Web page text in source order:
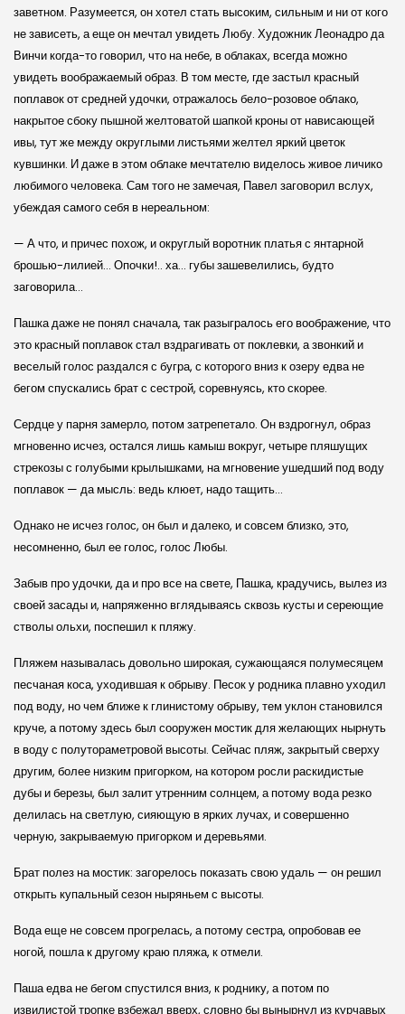
заветном. Разумеется, он хотел стать высоким, сильным и ни от кого
не зависеть, а еще он мечтал увидеть Любу. Художник Леонадро да
Винчи когда-то говорил, что на небе, в облаках, всегда можно
увидеть воображаемый образ. В том месте, где застыл красный
поплавок от средней удочки, отражалось бело-розовое облако,
накрытое сбоку пышной желтоватой шапкой кроны от нависающей
ивы, тут же между округлыми листьями желтел яркий цветок
кувшинки. И даже в этом облаке мечтателю виделось живое личико
любимого человека. Сам того не замечая, Павел заговорил вслух,
убеждая самого себя в нереальном:
— А что, и причес похож, и округлый воротник платья с янтарной
брошью-лилией… Опочки!.. ха… губы зашевелились, будто
заговорила…
Пашка даже не понял сначала, так разыгралось его воображение, что
это красный поплавок стал вздрагивать от поклевки, а звонкий и
веселый голос раздался с бугра, с которого вниз к озеру едва не
бегом спускались брат с сестрой, соревнуясь, кто скорее.
Сердце у парня замерло, потом затрепетало. Он вздрогнул, образ
мгновенно исчез, остался лишь камыш вокруг, четыре пляшущих
стрекозы с голубыми крылышками, на мгновение ушедший под воду
поплавок — да мысль: ведь клюет, надо тащить…
Однако не исчез голос, он был и далеко, и совсем близко, это,
несомненно, был ее голос, голос Любы.
Забыв про удочки, да и про все на свете, Пашка, крадучись, вылез из
своей засады и, напряженно вглядываясь сквозь кусты и сереющие
стволы ольхи, поспешил к пляжу.
Пляжем называлась довольно широкая, сужающаяся полумесяцем
песчаная коса, уходившая к обрыву. Песок у родника плавно уходил
под воду, но чем ближе к глинистому обрыву, тем уклон становился
круче, а потому здесь был сооружен мостик для желающих нырнуть
в воду с полутораметровой высоты. Сейчас пляж, закрытый сверху
другим, более низким пригорком, на котором росли раскидистые
дубы и березы, был залит утренним солнцем, а потому вода резко
делилась на светлую, сияющую в ярких лучах, и совершенно
черную, закрываемую пригорком и деревьями.
Брат полез на мостик: загорелось показать свою удаль — он решил
открыть купальный сезон ныряньем с высоты.
Вода еще не совсем прогрелась, а потому сестра, опробовав ее
ногой, пошла к другому краю пляжа, к отмели.
Паша едва не бегом спустился вниз, к роднику, а потом по
извилистой тропке взбежал вверх, словно бы вынырнул из курчавых